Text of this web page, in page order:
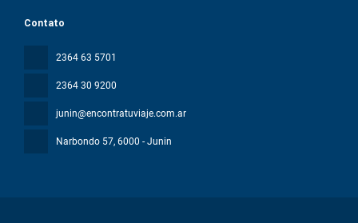
Contato
2364 63 5701
2364 30 9200
junin@encontratuviaje.com.ar
Narbondo 57, 6000 - Junin